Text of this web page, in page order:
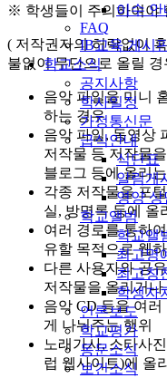
이수 안
FAQ
IB교육 게시
학교소식
공지사항
학사일정
가정통신문
급식안내
식단표
알림게
영양 상
학교앨범
학교앨
최고명
최고칭
학생자
언론보도
학교평가
동문소식
보건소식
※ 학생들이 주의하여야
( 저작권자의 허락없이
불없이 무단으로 올릴
음악 파일을 미니
하는 경우
음악 파일, 동영상
저작물 등 저작물
블로그 등에 올리
각종 저작물을 포
실, 방명록 등에 올
여러 경로를 통하
유할 목적으로 웹
다른 사용자와 공
저작물을 올리거
음악 CD 등을 여러
게 나눠주는 행위
노래가사, 스타사
럽 웹사이트)에 올